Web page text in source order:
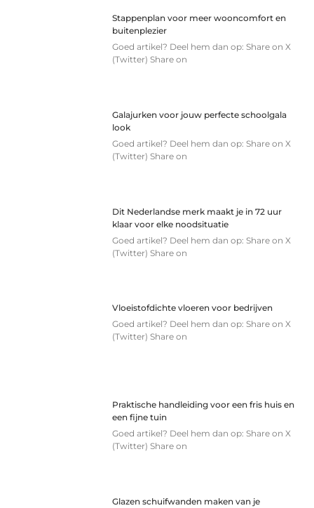
Stappenplan voor meer wooncomfort en
buitenplezier
Goed artikel? Deel hem dan op: Share on X
(Twitter) Share on
Galajurken voor jouw perfecte schoolgala
look
Goed artikel? Deel hem dan op: Share on X
(Twitter) Share on
Dit Nederlandse merk maakt je in 72 uur
klaar voor elke noodsituatie
Goed artikel? Deel hem dan op: Share on X
(Twitter) Share on
Vloeistofdichte vloeren voor bedrijven
Goed artikel? Deel hem dan op: Share on X
(Twitter) Share on
Praktische handleiding voor een fris huis en
een fijne tuin
Goed artikel? Deel hem dan op: Share on X
(Twitter) Share on
Glazen schuifwanden maken van je